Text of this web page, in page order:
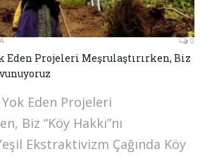
0
Eden Projeleri Meşrulaştırırken, Biz
Eden Projeleri
Biz “Köy Hakkı”nı
Ekstraktivizm Çağında Köy